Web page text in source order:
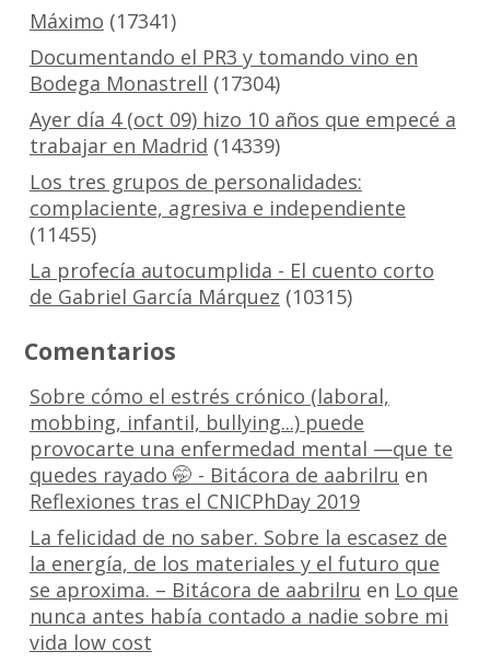
Máximo (17341)
Documentando el PR3 y tomando vino en
Bodega Monastrell (17304)
Ayer día 4 (oct 09) hizo 10 años que empecé a
trabajar en Madrid (14339)
Los tres grupos de personalidades:
complaciente, agresiva e independiente
(11455)
La profecía autocumplida - El cuento corto
de Gabriel García Márquez (10315)
Comentarios
Sobre cómo el estrés crónico (laboral,
mobbing, infantil, bullying...) puede
provocarte una enfermedad mental —que te
quedes rayado 🤭 - Bitácora de aabrilru en
Reflexiones tras el CNICPhDay 2019
La felicidad de no saber. Sobre la escasez de
la energía, de los materiales y el futuro que
se aproxima. – Bitácora de aabrilru en Lo que
nunca antes había contado a nadie sobre mi
vida low cost